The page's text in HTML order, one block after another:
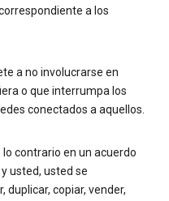
a los
a no involucrarse en
o que interrumpa los
conectados a aquellos.
contrario en un acuerdo
usted, usted se
duplicar, copiar, vender,